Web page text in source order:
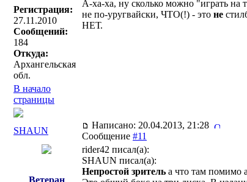
Регистрация:
27.11.2010
Сообщений:
184
Откуда:
Архангельская
обл.
А-ха-ха, ну сколько можно "играть на
не по-уругвайски, ЧТО(!) - это не
НЕТ.
В начало
страницы
SHAUN
Написано: 20.04.2013, 21:28
Сообщение #11
Ветеран
rider42 писал(a):
SHAUN писал(a):
Непростой зритель а что там помимо